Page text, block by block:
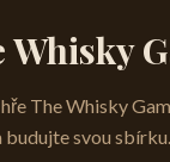
The Whisky
svou sbírku.